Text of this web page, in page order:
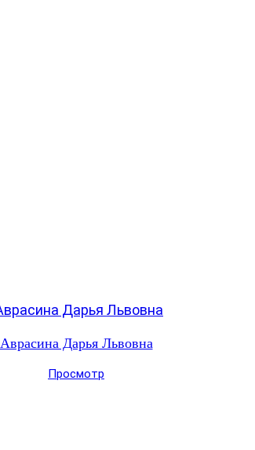
Аврасина Дарья Львовна
Просмотр